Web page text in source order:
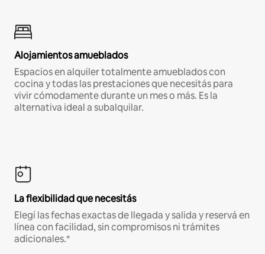
Alojamientos amueblados
Espacios en alquiler totalmente amueblados con
cocina y todas las prestaciones que necesitás para
vivir cómodamente durante un mes o más. Es la
alternativa ideal a subalquilar.
La flexibilidad que necesitás
Elegí las fechas exactas de llegada y salida y reservá en
línea con facilidad, sin compromisos ni trámites
adicionales.*